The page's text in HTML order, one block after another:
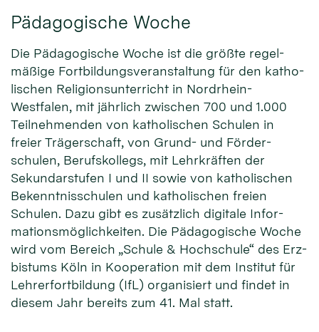
Pädagogische Woche
Die Pädago­gische Woche ist die größte regel­
mäßige Fort­bildungs­veran­staltung für den katho­
lischen Religions­unter­richt in Nordrhein-
Westfalen, mit jähr­lich zwischen 700 und 1.000
Teil­nehmenden von katho­lischen Schulen in
freier Träger­schaft, von Grund- und Förder­
schulen, Berufs­kollegs, mit Lehr­kräften der
Sekundar­stufen I und II sowie von katho­lischen
Be­kenntnis­schulen und katho­lischen freien
Schulen. Dazu gibt es zusätz­lich digi­tale Infor­
mations­möglich­keiten. Die Pädago­gische Woche
wird vom Bereich „Schule & Hochschule“ des Erz­
bistums Köln in Koopera­tion mit dem Insti­tut für
Lehrer­fort­bildung (IfL) orga­nisiert und fin­det in
diesem Jahr bereits zum 41. Mal statt.